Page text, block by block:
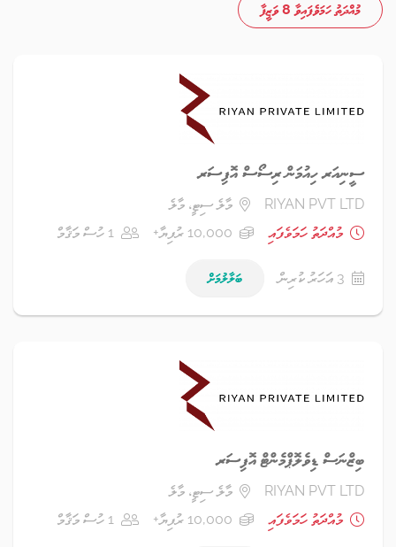
މުއްދަތު ހަމަވެފައިވާ 8 ވަޒީފާ
ސީނިއަރ ހިއުމަން ރިސޯސް އޮފިސަރ
RIYAN PVT LTD
މާލެ ސިޓީ، މާލެ
މުއްދަތު ހަމަވެފައި
10,000 ރުފިޔާ+ 1 ހުސް މަޤާމް
3 އަހަރު ކުރިން ބަލާލުމަށް
ބިޒްނަސް ޑިވެލޮޕްމެންޓް އޮފިސަރ
RIYAN PVT LTD
މާލެ ސިޓީ، މާލެ
މުއްދަތު ހަމަވެފައި
10,000 ރުފިޔާ+ 1 ހުސް މަޤާމް